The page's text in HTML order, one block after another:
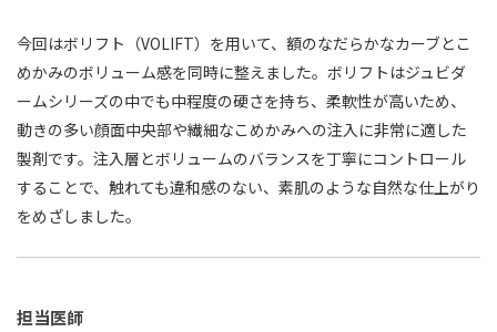
仙台
福岡
今回はボリフト（VOLIFT）を用いて、額のなだらかなカーブとこ
めかみのボリューム感を同時に整えました。ボリフトはジュビダ
ームシリーズの中でも中程度の硬さを持ち、柔軟性が高いため、
動きの多い顔面中央部や繊細なこめかみへの注入に非常に適した
製剤です。注入層とボリュームのバランスを丁寧にコントロール
することで、触れても違和感のない、素肌のような自然な仕上がり
をめざしました。
担当医師